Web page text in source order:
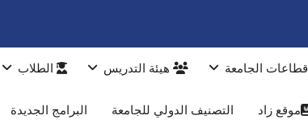
قطاعات الجامعة هيئة التدريس الطلاب
موقع زاد التصنيف الدولي للجامعة البرامج الجديدة